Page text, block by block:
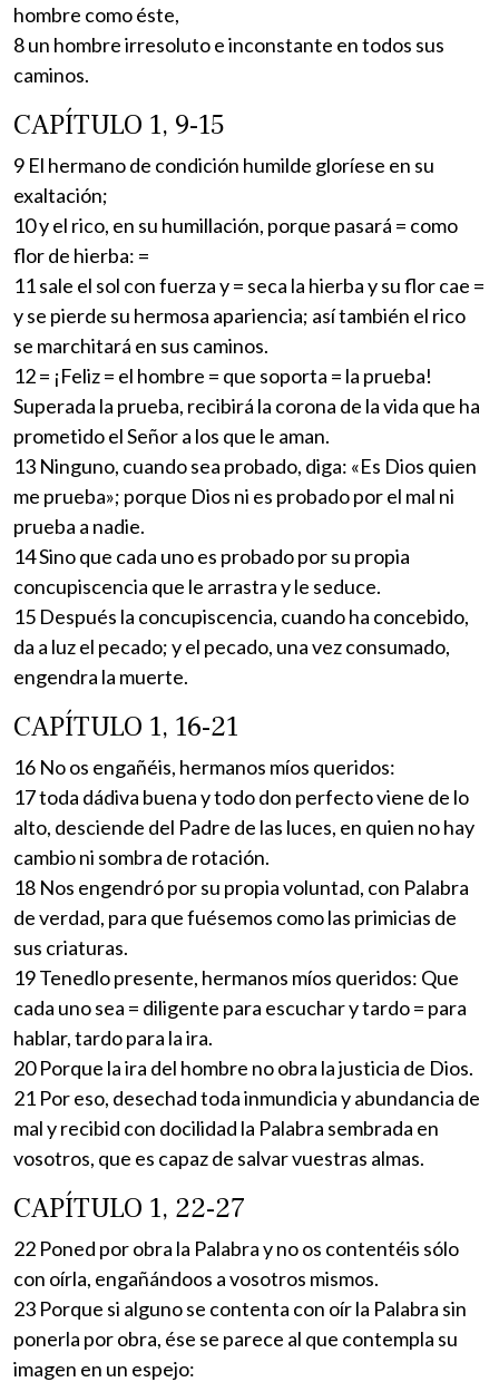
hombre como éste,
8 un hombre irresoluto e inconstante en todos sus
caminos.
CAPÍTULO 1, 9-15
9 El hermano de condición humilde gloríese en su
exaltación;
10 y el rico, en su humillación, porque pasará = como
flor de hierba: =
11 sale el sol con fuerza y = seca la hierba y su flor cae =
y se pierde su hermosa apariencia; así también el rico
se marchitará en sus caminos.
12 = ¡Feliz = el hombre = que soporta = la prueba!
Superada la prueba, recibirá la corona de la vida que ha
prometido el Señor a los que le aman.
13 Ninguno, cuando sea probado, diga: «Es Dios quien
me prueba»; porque Dios ni es probado por el mal ni
prueba a nadie.
14 Sino que cada uno es probado por su propia
concupiscencia que le arrastra y le seduce.
15 Después la concupiscencia, cuando ha concebido,
da a luz el pecado; y el pecado, una vez consumado,
engendra la muerte.
CAPÍTULO 1, 16-21
16 No os engañéis, hermanos míos queridos:
17 toda dádiva buena y todo don perfecto viene de lo
alto, desciende del Padre de las luces, en quien no hay
cambio ni sombra de rotación.
18 Nos engendró por su propia voluntad, con Palabra
de verdad, para que fuésemos como las primicias de
sus criaturas.
19 Tenedlo presente, hermanos míos queridos: Que
cada uno sea = diligente para escuchar y tardo = para
hablar, tardo para la ira.
20 Porque la ira del hombre no obra la justicia de Dios.
21 Por eso, desechad toda inmundicia y abundancia de
mal y recibid con docilidad la Palabra sembrada en
vosotros, que es capaz de salvar vuestras almas.
CAPÍTULO 1, 22-27
22 Poned por obra la Palabra y no os contentéis sólo
con oírla, engañándoos a vosotros mismos.
23 Porque si alguno se contenta con oír la Palabra sin
ponerla por obra, ése se parece al que contempla su
imagen en un espejo: